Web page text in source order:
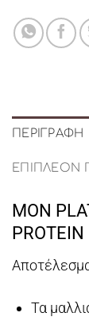
ΠΕΡΙΓΡΑΦΉ
ΕΠΙΠΛΈΟΝ
MON
Τα